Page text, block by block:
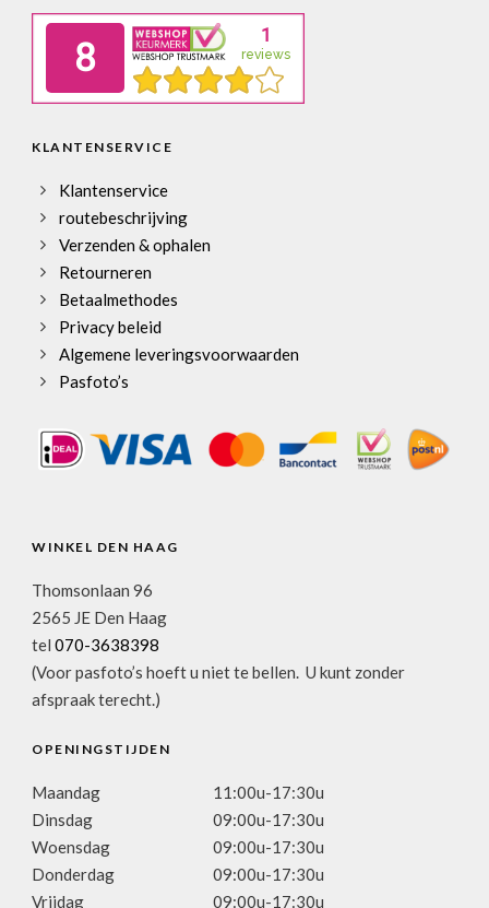
KLANTENSERVICE
Klantenservice
routebeschrijving
Verzenden & ophalen
Retourneren
Betaalmethodes
Privacy beleid
Algemene leveringsvoorwaarden
Pasfoto’s
WINKEL DEN HAAG
Thomsonlaan 96
2565 JE Den Haag
tel 070-3638398
(Voor pasfoto’s hoeft u niet te bellen. U kunt zonder
afspraak terecht.)
OPENINGSTIJDEN
Maandag
11:00u-17:30u
Dinsdag
09:00u-17:30u
Woensdag
09:00u-17:30u
Donderdag
09:00u-17:30u
Vrijdag
09:00u-17:30u